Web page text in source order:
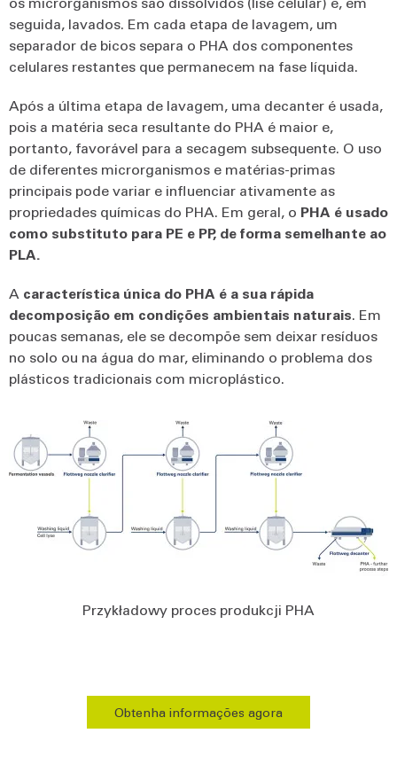
seguida, lavados. Em cada etapa de lavagem, um
separador de bicos separa o PHA dos componentes
celulares restantes que permanecem na fase líquida.
Após a última etapa de lavagem, uma decanter é usada,
pois a matéria seca resultante do PHA é maior e,
portanto, favorável para a secagem subsequente. O uso
de diferentes microrganismos e matérias-primas
principais pode variar e influenciar ativamente as
propriedades químicas do PHA. Em geral, o PHA é usado
como substituto para PE e PP, de forma semelhante ao
PLA.
A característica única do PHA é a sua rápida
decomposição em condições ambientais naturais. Em
poucas semanas, ele se decompõe sem deixar resíduos
no solo ou na água do mar, eliminando o problema dos
plásticos tradicionais com microplástico.
Przykładowy proces produkcji PHA
Obtenha informações agora